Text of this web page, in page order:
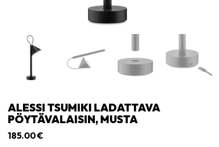
ALESSI TSUMIKI LADATTAVA
PÖYTÄVALAISIN, MUSTA
185.00€